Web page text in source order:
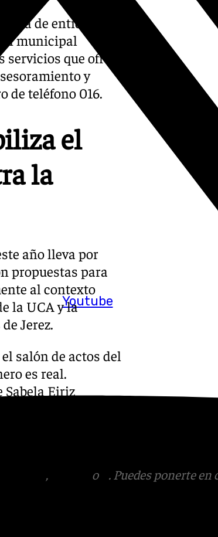
Youtube
de entidades e
municipal
que ofrece
y
de teléfono 016.
el
la
año lleva por
propuestas para
al contexto
la UCA y la
Jerez.
salón de actos del
es real.
Sabela Eiriz
y formadora
organiza en su
, o
. Puedes ponerte